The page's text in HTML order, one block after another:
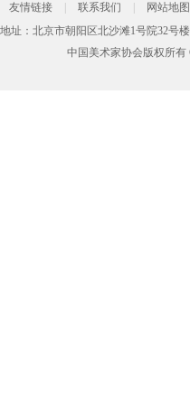
友情链接 联系我们
网站地图
地址：北京市朝阳区北沙滩1号院32号
中国美术家协会版权所有